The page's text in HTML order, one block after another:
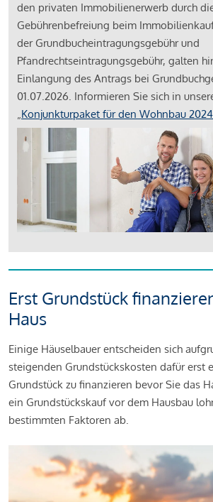
den privaten Immobilienerwerb durch
Gebührenbefreiung beim
der Grundbucheintragungsgebühr und
Pfandrechtseintragungsgebühr, galten
Einlangung des Antrags bei
01.07.2026. Informieren Sie sich in
„Konjunkturpaket für den Wohnbau
Erst Grundstück
Haus
Einige Häuselbauer entscheiden sich
steigenden Grundstückskosten dafür erst
Grundstück zu finanzieren bevor Sie das
ein Grundstückskauf vor dem Hausbau
bestimmten Faktoren ab.